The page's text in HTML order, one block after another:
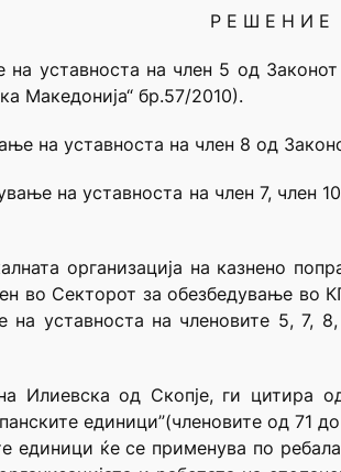
Р Е Ш Е Н И Е
уставноста на член 5 од
Македонија“ бр.57/2010).
на уставноста на член 8 од
на уставноста на член 7, член
организација на казнено
во Секторот за обезбедување во
на уставноста на членовите 5, 7,
Илиевска од Скопје, ги
единици”(членовите од 71
единици ќе се применува по